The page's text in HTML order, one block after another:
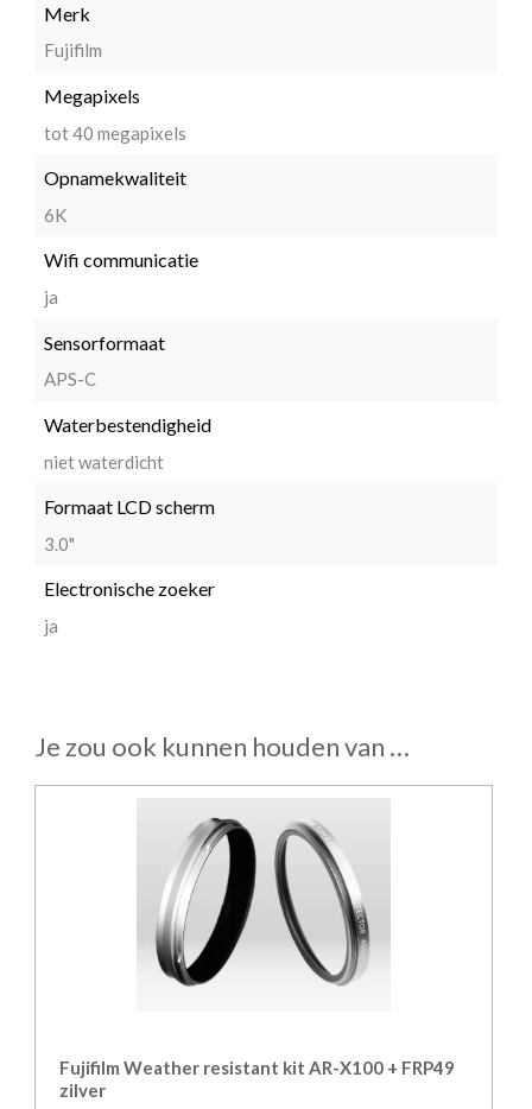
Merk
Fujifilm
Megapixels
tot 40 megapixels
Opnamekwaliteit
6K
Wifi communicatie
ja
Sensorformaat
APS-C
Waterbestendigheid
niet waterdicht
Formaat LCD scherm
3.0"
Electronische zoeker
ja
Je zou ook kunnen houden van …
Fujifilm Weather resistant kit AR-X100 + FRP49
zilver